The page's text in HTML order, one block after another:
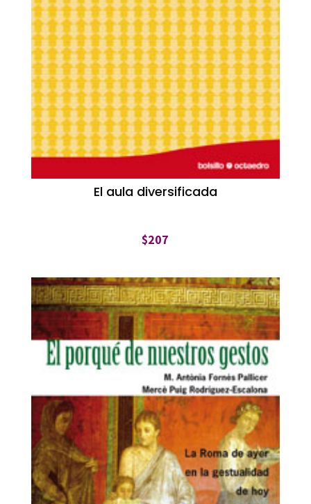
El aula diversificada
$207